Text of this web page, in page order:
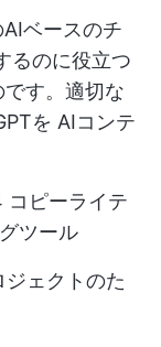
ベースのチ
るのに役立つ
す。適切な
を AIコンテ
ピーライテ
ツール
ェクトのた